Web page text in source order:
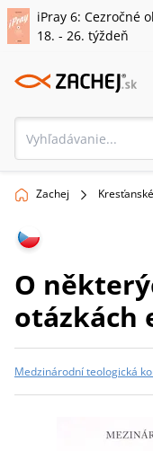
iPray 6: Cezročné
18. - 26. týždeň
Zachej
O
otázkách
Medzinárodní teologická